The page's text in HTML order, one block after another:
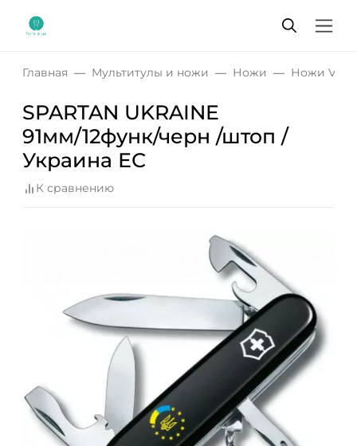
Главная Мультитулы и ножи Ножи Ножи
SPARTAN UKRAINE
91мм/12функ/черн /штоп /
Украина ЕС
К сравнению